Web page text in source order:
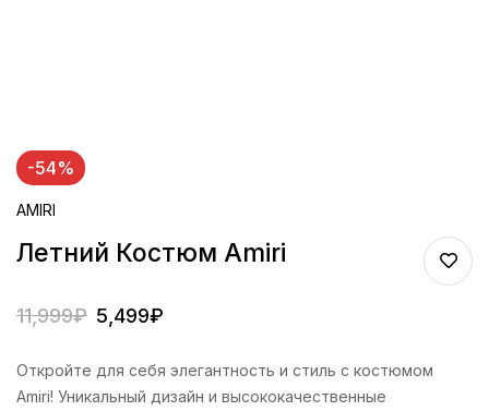
-54%
AMIRI
Летний Костюм Amiri
11,999₽ 5,499₽
Откройте для себя элегантность и стиль с костюмом
Amiri! Уникальный дизайн и высококачественные